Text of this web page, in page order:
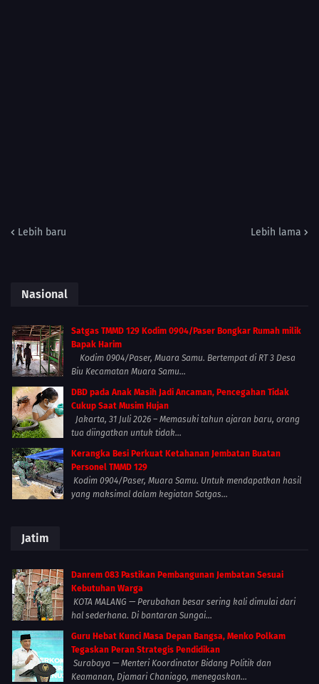
Lebih baru Lebih lama
Nasional
Satgas TMMD 129 Kodim 0904/Paser Bongkar Rumah milik
Bapak Harim
Kodim 0904/Paser, Muara Samu. Bertempat di RT 3 Desa
Biu Kecamatan Muara Samu...
DBD pada Anak Masih Jadi Ancaman, Pencegahan Tidak
Cukup Saat Musim Hujan
Jakarta, 31 Juli 2026 – Memasuki tahun ajaran baru, orang
tua diingatkan untuk tidak...
Kerangka Besi Perkuat Ketahanan Jembatan Buatan
Personel TMMD 129
Kodim 0904/Paser, Muara Samu. Untuk mendapatkan hasil
yang maksimal dalam kegiatan Satgas...
Jatim
Danrem 083 Pastikan Pembangunan Jembatan Sesuai
Kebutuhan Warga
KOTA MALANG — Perubahan besar sering kali dimulai dari
hal sederhana. Di bantaran Sungai...
Guru Hebat Kunci Masa Depan Bangsa, Menko Polkam
Tegaskan Peran Strategis Pendidikan
Surabaya — Menteri Koordinator Bidang Politik dan
Keamanan, Djamari Chaniago, menegaskan...